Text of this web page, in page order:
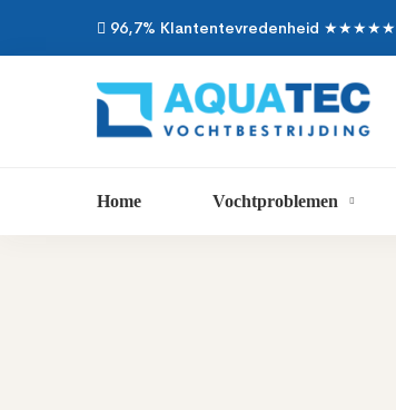
96,7% Klantentevredenheid ★★★★★
Home Vochtproblemen